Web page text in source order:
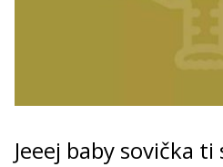
Jeeej baby sovička